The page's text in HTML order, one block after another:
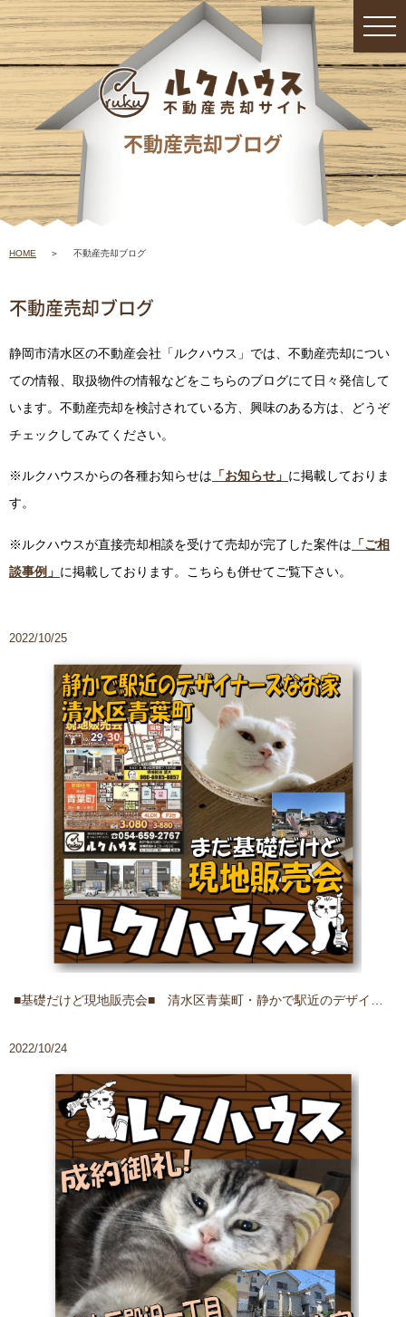
不動産売却ブログ
HOME 不動産売却ブログ
不動産売却ブログ
静岡市清水区の不動産会社「ルクハウス」では、不動産売却につい
ての情報、取扱物件の情報などをこちらのブログにて日々発信して
います。不動産売却を検討されている方、興味のある方は、どうぞ
チェックしてみてください。
※ルクハウスからの各種お知らせは 「お知らせ」 に掲載しておりま
す。
※ルクハウスが直接売却相談を受けて売却が完了した案件は 「ご相
談事例」 に掲載しております。こちらも併せてご覧下さい。
2022/10/25
2022/10/24